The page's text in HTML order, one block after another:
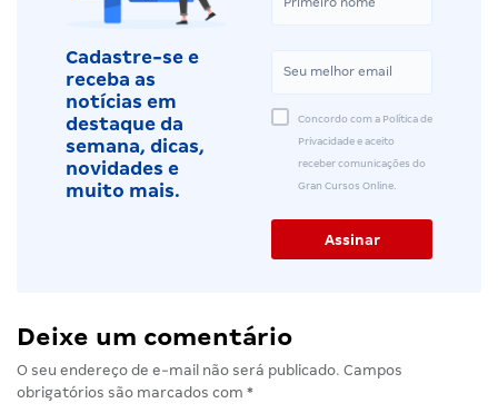
Cadastre-se e
receba as
notícias em
destaque da
semana, dicas,
novidades e
muito mais.
Concordo com a Política de
Privacidade e aceito
receber comunicações do
Gran Cursos Online.
Deixe um comentário
O seu endereço de e-mail não será publicado. Campos
obrigatórios são marcados com *